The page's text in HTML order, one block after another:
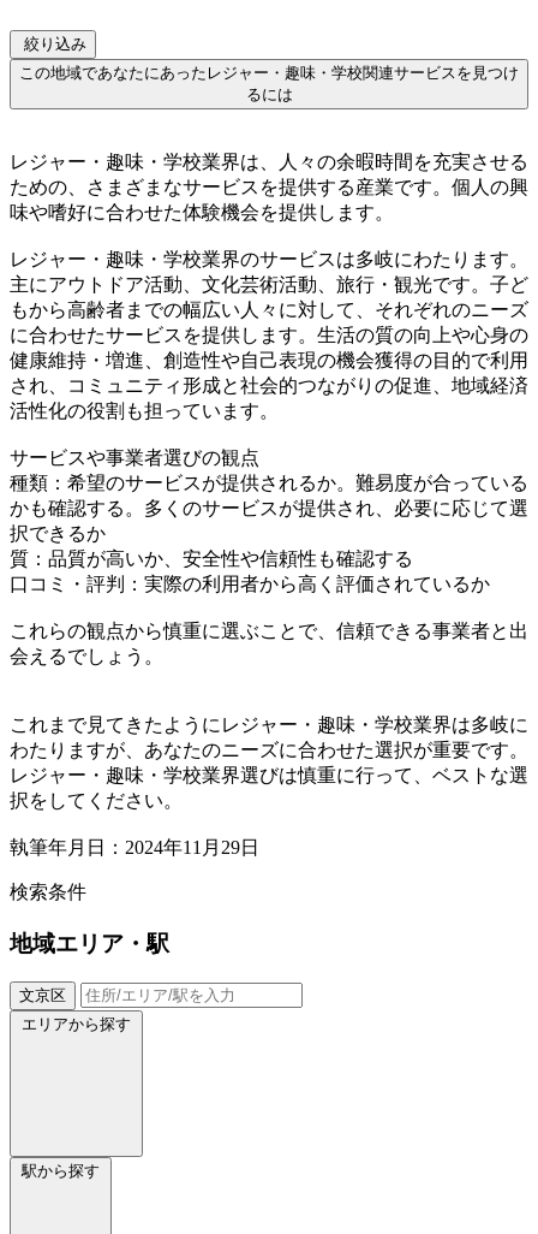
絞り込み
この地域であなたにあったレジャー・趣味・学校関連サービスを見つけ
るには
レジャー・趣味・学校業界は、人々の余暇時間を充実させる
ための、さまざまなサービスを提供する産業です。個人の興
味や嗜好に合わせた体験機会を提供します。
レジャー・趣味・学校業界のサービスは多岐にわたります。
主にアウトドア活動、文化芸術活動、旅行・観光です。子ど
もから高齢者までの幅広い人々に対して、それぞれのニーズ
に合わせたサービスを提供します。生活の質の向上や心身の
健康維持・増進、創造性や自己表現の機会獲得の目的で利用
され、コミュニティ形成と社会的つながりの促進、地域経済
活性化の役割も担っています。
サービスや事業者選びの観点
種類：希望のサービスが提供されるか。難易度が合っている
かも確認する。多くのサービスが提供され、必要に応じて選
択できるか
質：品質が高いか、安全性や信頼性も確認する
口コミ・評判：実際の利用者から高く評価されているか
これらの観点から慎重に選ぶことで、信頼できる事業者と出
会えるでしょう。
これまで見てきたようにレジャー・趣味・学校業界は多岐に
わたりますが、あなたのニーズに合わせた選択が重要です。
レジャー・趣味・学校業界選びは慎重に行って、ベストな選
択をしてください。
執筆年月日：2024年11月29日
検索条件
地域エリア・駅
文京区
エリアから探す
駅から探す